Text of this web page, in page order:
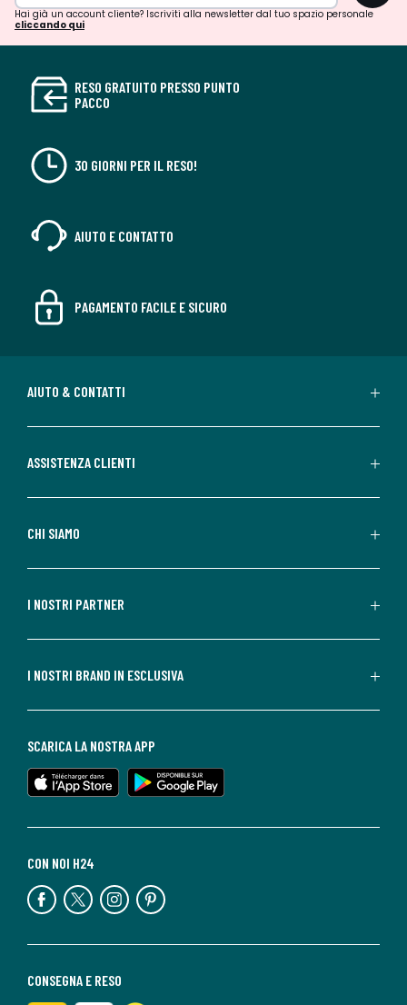
Hai già un account cliente? Iscriviti alla newsletter dal tuo spazio personale
cliccando qui
RESO GRATUITO PRESSO PUNTO
PACCO
30 GIORNI PER IL RESO!
AIUTO E CONTATTO
PAGAMENTO FACILE E SICURO
AIUTO & CONTATTI
ASSISTENZA CLIENTI
CHI SIAMO
I NOSTRI PARTNER
I NOSTRI BRAND IN ESCLUSIVA
CONSEGNA E RESO
CON NOI H24
SCARICA LA NOSTRA APP